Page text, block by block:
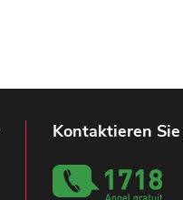
Kontaktieren